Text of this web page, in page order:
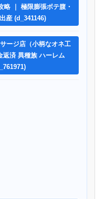
略 ｜ 極限膨張ボテ腹・
産 (d_341146)
ージ店（小柄なオネ工
返済 異種族 ハーレム